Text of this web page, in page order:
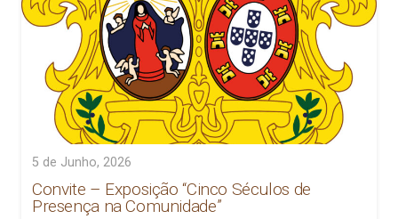
5 de Junho, 2026
Convite – Exposição “Cinco Séculos de
Presença na Comunidade”